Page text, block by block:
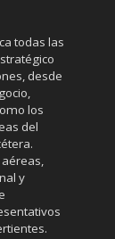
todas las
desde
los
del
y